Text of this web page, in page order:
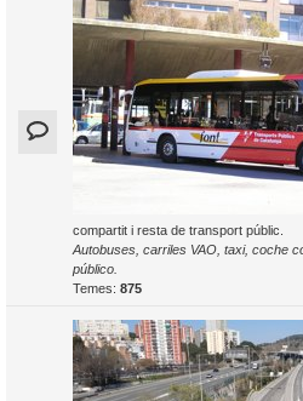
compartit i resta de transport públic.
Autobuses, carriles VAO, taxi, coche
público.
Temes: 875